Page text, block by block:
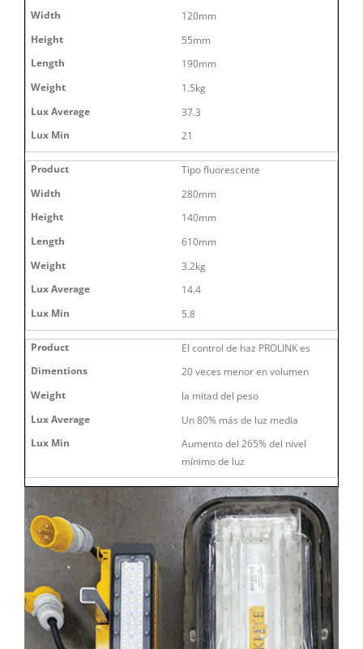
120mm
55mm
190mm
1.5kg
37.3
21
Tipo fluorescente
280mm
140mm
610mm
3.2kg
14.4
5.8
El control de haz PROLINK es
20 veces menor en volumen
la mitad del peso
Un 80% más de luz media
Aumento del 265% del nivel
mínimo de luz